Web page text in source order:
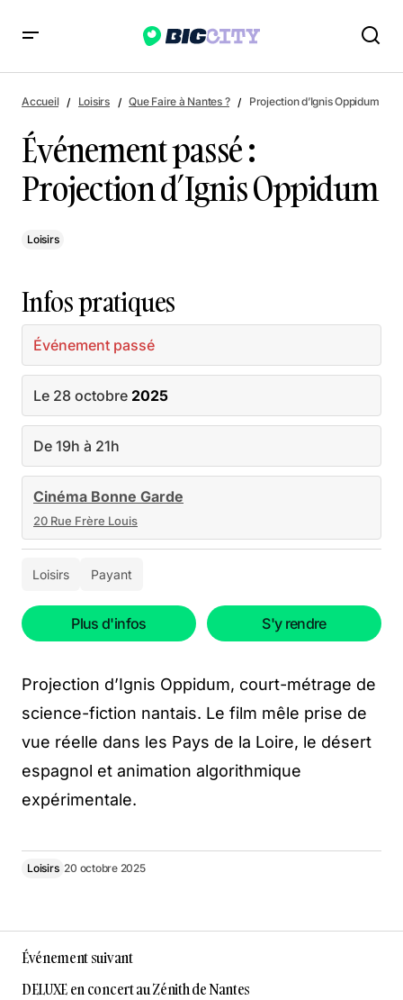
Accueil Loisirs Que Faire à Nantes ? Projection d’Ignis Oppidum
Événement passé :
Projection d’Ignis Oppidum
Loisirs
Infos pratiques
Événement passé
Le 28 octobre 2025
De 19h à 21h
Cinéma Bonne Garde
20 Rue Frère Louis
Loisirs Payant
Plus d'infos S'y rendre
Projection d’Ignis Oppidum, court-métrage de
science-fiction nantais. Le film mêle prise de
vue réelle dans les Pays de la Loire, le désert
espagnol et animation algorithmique
expérimentale.
Loisirs 20 octobre 2025
Événement suivant
DELUXE en concert au Zénith de Nantes